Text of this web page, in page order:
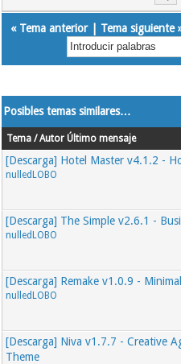
« Tema anterior| Tema siguiente
Posibles temas similares…
Tema / Autor Último mensaje
[Descarga] Hotel Master v4.1.2 -
nulledLOBO
[Descarga] The Simple v2.6.1 -
nulledLOBO
[Descarga] Remake v1.0.9 -
nulledLOBO
[Descarga] Niva v1.7.7 - Creative
Theme